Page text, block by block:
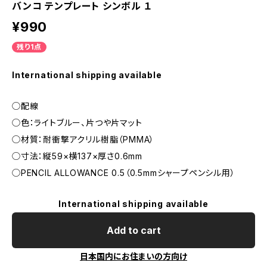
バンコ テンプレート シンボル １
¥990
残り1点
International shipping available
◯配線
◯色：ライトブルー、片つや片マット
◯材質：耐衝撃アクリル樹脂（PMMA）
◯寸法：縦59×横137×厚さ0.6mm
◯PENCIL ALLOWANCE 0.5（0.5mmシャープペンシル用）
International shipping available
Add to cart
日本国内にお住まいの方向け